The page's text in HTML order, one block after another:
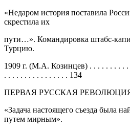
«Недаром история поставила
скрестила их
пути…». Командировка штабс-
Турцию.
1909 г. (М.А. Козинцев) . . . . . . . . . .
. . . . . . . . . . . . . . . . 134
ПЕРВАЯ РУССКАЯ
«Задача настоящего съезда была
путем мирным».